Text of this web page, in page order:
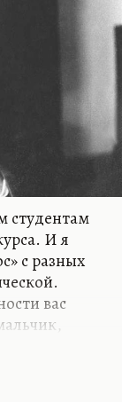
студентам
И я
с разных
вас
Ну как
У меня